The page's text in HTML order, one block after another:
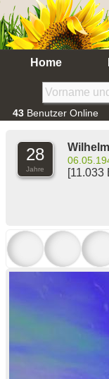
Home
43 Benutzer Online
28
Jahre [11.033